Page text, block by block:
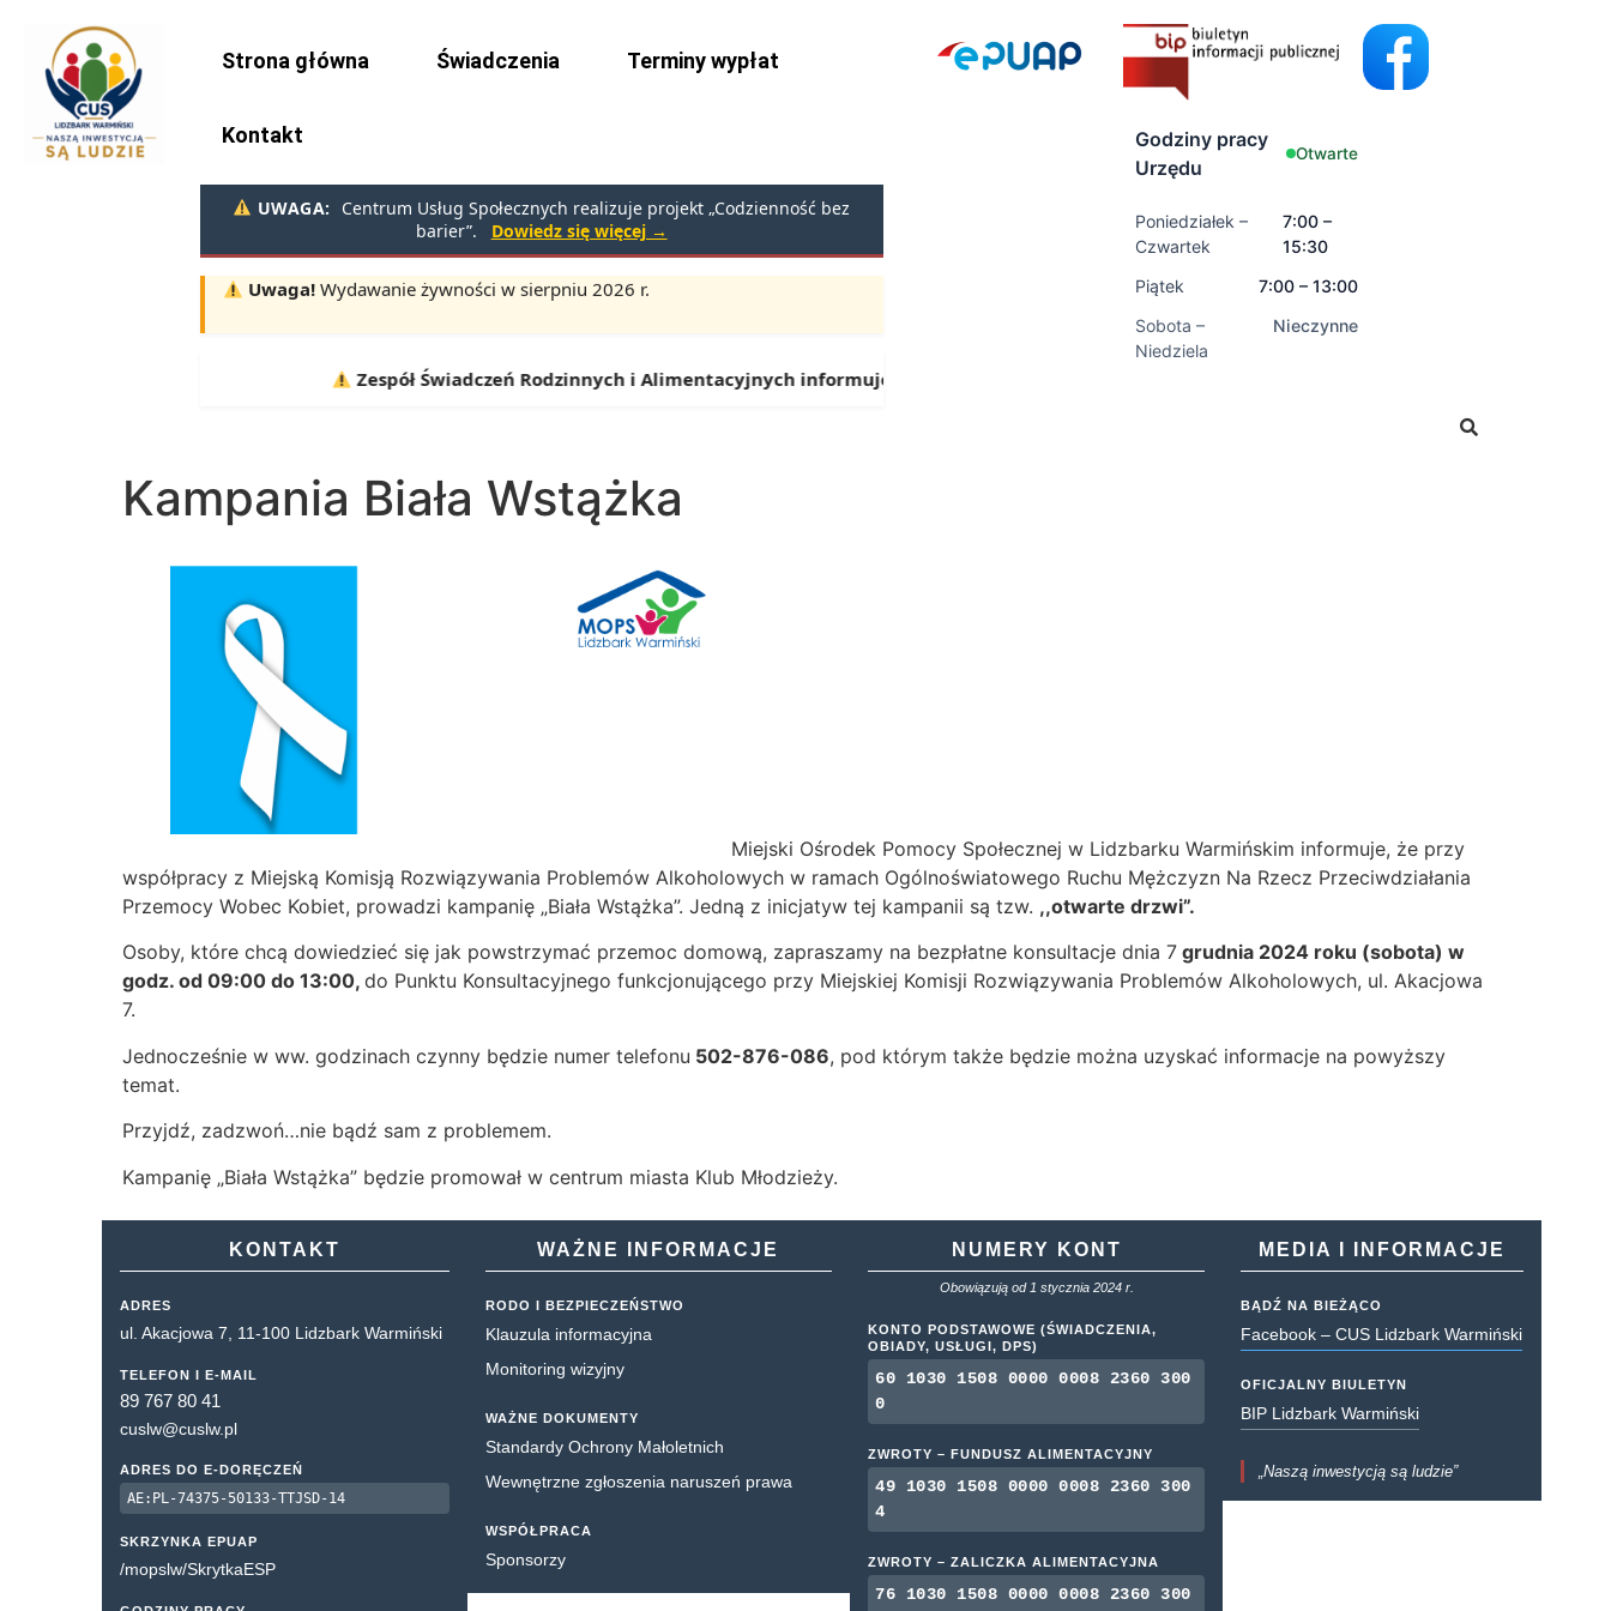
Strona główna Świadczenia Terminy wypłat
Kontakt
UWAGA:
Centrum Usług Społecznych realizuje projekt „Codzienność bez
barier”.
Dowiedz się więcej →
Uwaga! Wydawanie żywności w sierpniu 2026 r.
10.08, 11.08, 12.08 |
Zespół Świadczeń Rodzinnych i Alimentacyjnych informuje:Od 1 lipca można składać wnioski o świadczenia rodzinne oraz świadczenia z
Godziny pracy
Urzędu
Otwarte
Poniedziałek –
Czwartek
7:00 –
15:30
Piątek
7:00 – 13:00
Sobota –
Niedziela
Nieczynne
Kampania Biała Wstążka
Miejski Ośrodek Pomocy Społecznej w Lidzbarku Warmińskim informuje, że przy
współpracy z Miejską Komisją Rozwiązywania Problemów Alkoholowych w ramach Ogólnoświatowego Ruchu Mężczyzn Na Rzecz Przeciwdziałania
Przemocy Wobec Kobiet, prowadzi kampanię „Biała Wstążka”. Jedną z inicjatyw tej kampanii są tzw. ,,otwarte drzwi”.
Osoby, które chcą dowiedzieć się jak powstrzymać przemoc domową, zapraszamy na bezpłatne konsultacje dnia 7 grudnia 2024 roku (sobota) w
godz. od 09:00 do 13:00, do Punktu Konsultacyjnego funkcjonującego przy Miejskiej Komisji Rozwiązywania Problemów Alkoholowych, ul. Akacjowa
7.
Jednocześnie w ww. godzinach czynny będzie numer telefonu 502-876-086, pod którym także będzie można uzyskać informacje na powyższy
temat.
Przyjdź, zadzwoń…nie bądź sam z problemem.
Kampanię „Biała Wstążka” będzie promował w centrum miasta Klub Młodzieży.
KONTAKT
ADRES
ul. Akacjowa 7, 11-100 Lidzbark Warmiński
TELEFON I E-MAIL
89 767 80 41
cuslw@cuslw.pl
ADRES DO E-DORĘCZEŃ
AE:PL-74375-50133-TTJSD-14
SKRZYNKA EPUAP
/mopslw/SkrytkaESP
WAŻNE INFORMACJE
RODO I BEZPIECZEŃSTWO
Klauzula informacyjna
Monitoring wizyjny
WAŻNE DOKUMENTY
Standardy Ochrony Małoletnich
Wewnętrzne zgłoszenia naruszeń prawa
WSPÓŁPRACA
Sponsorzy
NUMERY KONT
Obowiązują od 1 stycznia 2024 r.
KONTO PODSTAWOWE (ŚWIADCZENIA,
OBIADY, USŁUGI, DPS)
60 1030 1508 0000 0008 2360 300
0
ZWROTY – FUNDUSZ ALIMENTACYJNY
49 1030 1508 0000 0008 2360 300
4
ZWROTY – ZALICZKA ALIMENTACYJNA
76 1030 1508 0000 0008 2360 300
MEDIA I INFORMACJE
BĄDŹ NA BIEŻĄCO
Facebook – CUS Lidzbark Warmiński
OFICJALNY BIULETYN
BIP Lidzbark Warmiński
„Naszą inwestycją są ludzie”